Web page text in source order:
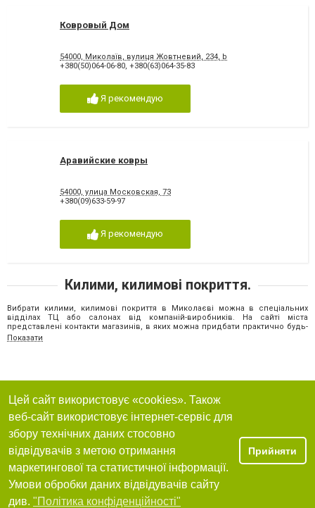
Ковровый Дом
54000, Миколаїв, вулиця Жовтневий, 234, b
+380(50)064-06-80, +380(63)064-35-83
Я рекомендую
Аравийские ковры
54000, улица Московская, 73
+380(09)633-59-97
Я рекомендую
Килими, килимові покриття.
Вибрати килими, килимові покриття в Миколаєві можна в спеціальних
відділах ТЦ або салонах від компаній-виробників. На сайті міста
представлені контакти магазинів, в яких можна придбати практично будь-
яке покриття для підлоги. Також на веб-сайті розміщені коментарі
інтер'єру. Але крім естетики, покриття забезпечує тепло та затишок у
прохолодно.
Види килимів, килимових покриттів
Симпатичний килимок у передпокої чи гарний безворсовий килим у
вітальні можна побачити у квартирах багатьох миколаївців. Але
відрізняються килимові покриття не тільки розмірами та забарвленнями,
також вони можуть відрізнятися матеріалами виготовлення, зокрема, вони
можуть бути виконані з:
шовку;
віскози;
поліаміду;
Показати
Цей сайт використовує «cookies». Також
веб-сайт використовує інтернет-сервіс для
збору технічних даних стосовно
відвідувачів з метою отримання
маркетингової та статистичної інформації.
Умови обробки даних відвідувачів сайту
див. "Політика конфіденційності"
Прийняти